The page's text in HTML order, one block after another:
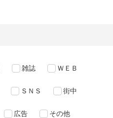
雑誌 ＷＥＢ
ＳＮＳ 街中
広告 その他